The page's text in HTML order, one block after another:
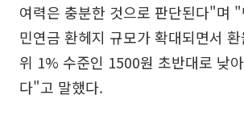
여력은 충분한 것으로 판단된다"며
민연금 환헤지 규모가 확대되면서
위 1% 수준인 1500원 초반대로 낮
다"고 말했다.